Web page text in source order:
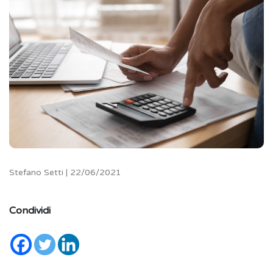
Stefano Setti | 22/06/2021
Condividi